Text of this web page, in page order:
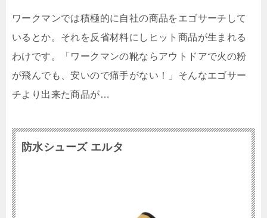
ワークマンでは積極的に自社の商品をエゴサーチして
いるとか。それを反省材料にしヒット商品が生まれる
わけです。「ワークマンの靴ならアウトドアで火の粉
が飛んでも、安いので痛手がない！」そんなエゴサー
チより出来た商品が…
防水シューズ エルタ